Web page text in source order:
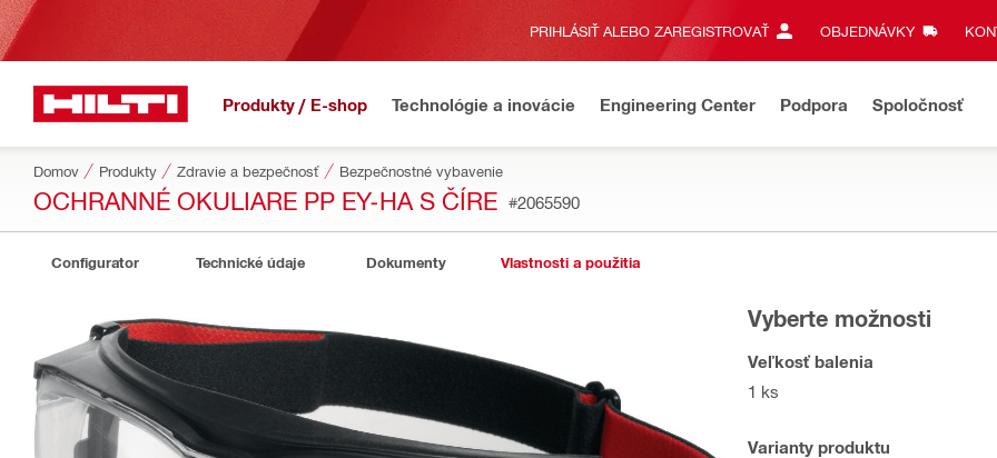
PRIHLÁSIŤ ALEBO ZAREGISTROVAŤ OBJEDNÁVKY
Produkty / E-shop Technológie a inovácie Engineering Center Podpora Spoločnosť
Domov Produkty Zdravie a bezpečnosť Bezpečnostné vybavenie
OCHRANNÉ OKULIARE PP EY-HA S ČÍRE #2065590
Configurator Technické údaje Dokumenty Vlastnosti a použitia
Vyberte možnosti
Veľkosť balenia
1 ks
Varianty produktu